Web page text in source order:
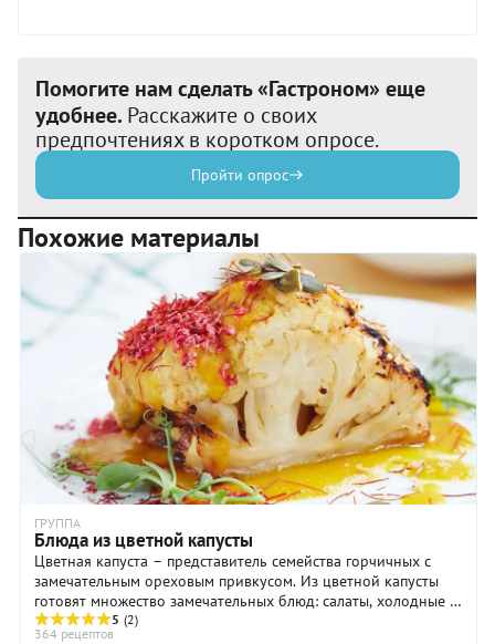
Помогите нам сделать «Гастроном» еще
удобнее. Расскажите о своих
предпочтениях в коротком опросе.
Пройти опрос
Похожие материалы
ГРУППА
Блюда из цветной капусты
Цветная капуста – представитель семейства горчичных с
замечательным ореховым привкусом. Из цветной капусты
готовят множество замечательных блюд: салаты, холодные и
горячие закуски, супы, овощные ...
5 (2)
364 рецептов